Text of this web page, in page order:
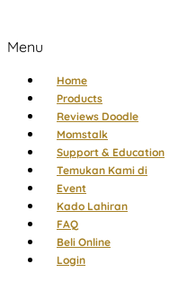
Menu
Home
Products
Reviews Doodle
Momstalk
Support & Education
Temukan Kami di
Event
Kado Lahiran
FAQ
Beli Online
Login